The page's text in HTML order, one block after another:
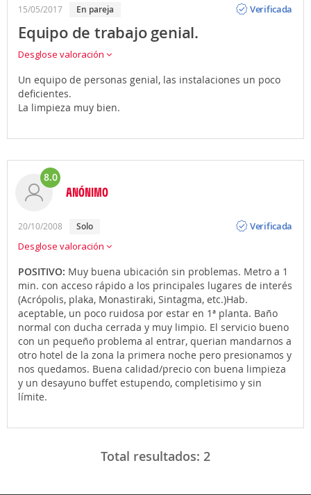
15/05/2017 En pareja
Verificada
Equipo de trabajo genial.
Desglose valoración
Un equipo de personas genial, las instalaciones un poco
deficientes.
La limpieza muy bien.
8.0
ANÓNIMO
20/10/2008 Solo
Verificada
Desglose valoración
POSITIVO: Muy buena ubicación sin problemas. Metro a 1
min. con acceso rápido a los principales lugares de interés
(Acrópolis, plaka, Monastiraki, Sintagma, etc.)Hab.
aceptable, un poco ruidosa por estar en 1ª planta. Baño
normal con ducha cerrada y muy limpio. El servicio bueno
con un pequeño problema al entrar, querian mandarnos a
otro hotel de la zona la primera noche pero presionamos y
nos quedamos. Buena calidad/precio con buena limpieza
y un desayuno buffet estupendo, completisimo y sin
límite.
Total resultados: 2